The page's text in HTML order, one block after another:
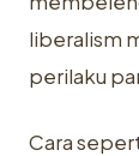
liberalism
perilaku
Cara